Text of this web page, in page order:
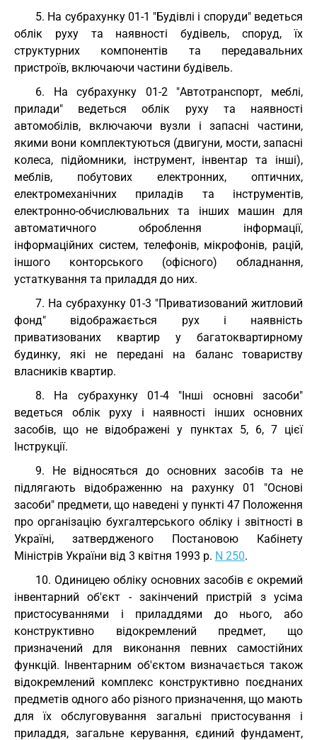
5. На субрахунку 01-1 "Будівлі і споруди" ведеться
облік руху та наявності будівель, споруд, їх
структурних компонентів та передавальних
пристроїв, включаючи частини будівель.
6. На субрахунку 01-2 "Автотранспорт, меблі,
прилади" ведеться облік руху та наявності
автомобілів, включаючи вузли і запасні частини,
якими вони комплектуються (двигуни, мости, запасні
колеса, підйомники, інструмент, інвентар та інші),
меблів, побутових електронних, оптичних,
електромеханічних приладів та інструментів,
електронно-обчислювальних та інших машин для
автоматичного оброблення інформації,
інформаційних систем, телефонів, мікрофонів, рацій,
іншого конторського (офісного) обладнання,
устаткування та приладдя до них.
7. На субрахунку 01-3 "Приватизований житловий
фонд" відображається рух і наявність
приватизованих квартир у багатоквартирному
будинку, які не передані на баланс товариству
власників квартир.
8. На субрахунку 01-4 "Інші основні засоби"
ведеться облік руху і наявності інших основних
засобів, що не відображені у пунктах 5, 6, 7 цієї
Інструкції.
9. Не відносяться до основних засобів та не
підлягають відображенню на рахунку 01 "Основі
засоби" предмети, що наведені у пункті 47 Положення
про організацію бухгалтерського обліку і звітності в
Україні, затвердженого Постановою Кабінету
Міністрів України від 3 квітня 1993 р. N 250.
10. Одиницею обліку основних засобів є окремий
інвентарний об'єкт - закінчений пристрій з усіма
пристосуваннями і приладдями до нього, або
конструктивно відокремлений предмет, що
призначений для виконання певних самостійних
функцій. Інвентарним об'єктом визначається також
відокремлений комплекс конструктивно поєднаних
предметів одного або різного призначення, що мають
для їх обслуговування загальні пристосування і
приладдя, загальне керування, єдиний фундамент,